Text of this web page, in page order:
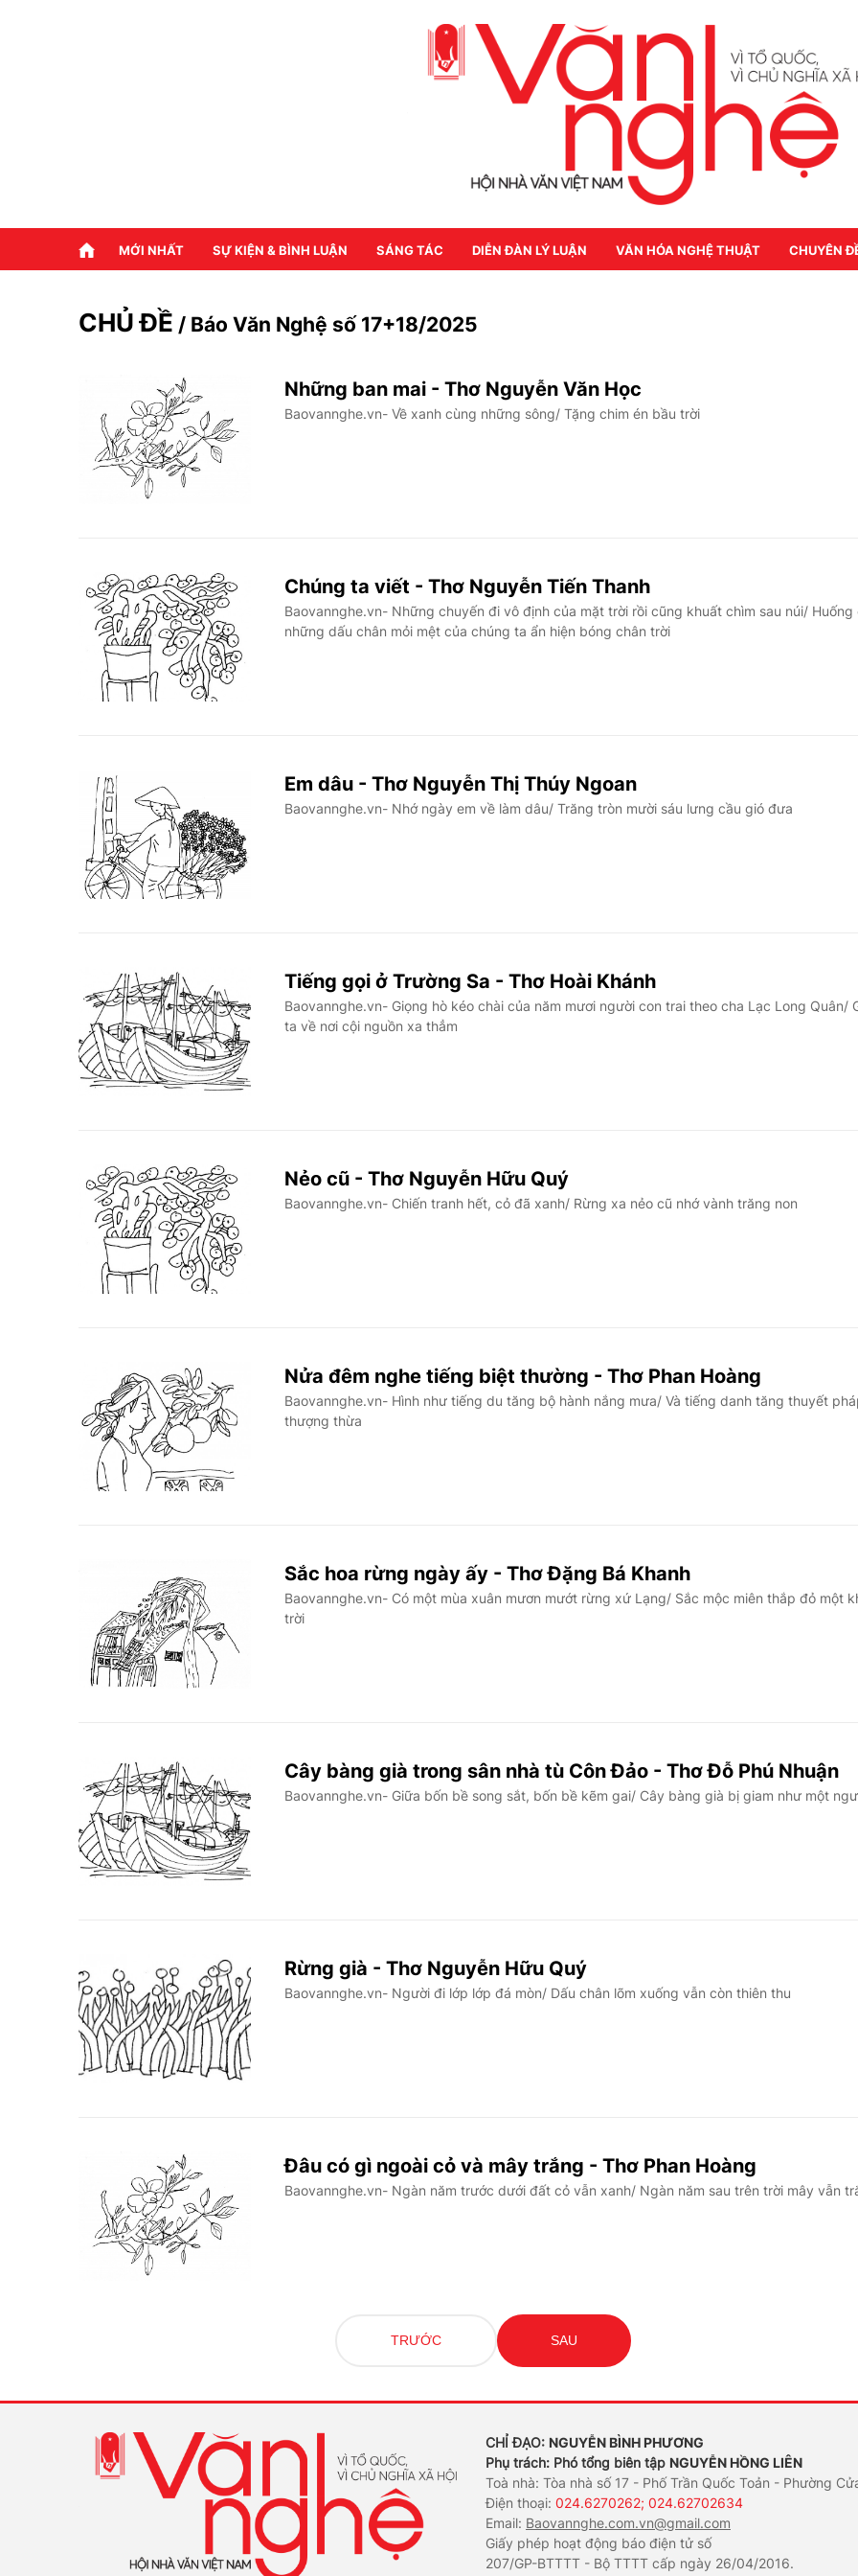
MỚI NHẤT SỰ KIỆN & BÌNH LUẬN SÁNG TÁC DIỄN ĐÀN LÝ LUẬN VĂN HÓA NGHỆ THUẬT CHUYÊN
CHỦ ĐỀ / Báo Văn Nghệ số 17+18/2025
Những ban mai - Thơ Nguyễn Văn Học
Baovannghe.vn- Về xanh cùng những sông/ Tặng chim én bầu trời
Chúng ta viết - Thơ Nguyễn Tiến Thanh
Baovannghe.vn- Những chuyến đi vô định của mặt trời rồi cũng khuất chìm sau núi/ Huống
những dấu chân mỏi mệt của chúng ta ẩn hiện bóng chân trời
Em dâu - Thơ Nguyễn Thị Thúy Ngoan
Baovannghe.vn- Nhớ ngày em về làm dâu/ Trăng tròn mười sáu lưng cầu gió đưa
Tiếng gọi ở Trường Sa - Thơ Hoài Khánh
Baovannghe.vn- Giọng hò kéo chài của năm mươi người con trai theo cha Lạc Long Quân/
ta về nơi cội nguồn xa thẳm
Nẻo cũ - Thơ Nguyễn Hữu Quý
Baovannghe.vn- Chiến tranh hết, cỏ đã xanh/ Rừng xa nẻo cũ nhớ vành trăng non
Nửa đêm nghe tiếng biệt thường - Thơ Phan Hoàng
Baovannghe.vn- Hình như tiếng du tăng bộ hành nắng mưa/ Và tiếng danh tăng thuyết
thượng thừa
Sắc hoa rừng ngày ấy - Thơ Đặng Bá Khanh
Baovannghe.vn- Có một mùa xuân mươn mướt rừng xứ Lạng/ Sắc mộc miên thắp đỏ một
trời
Cây bàng già trong sân nhà tù Côn Đảo - Thơ Đỗ Phú Nhuận
Baovannghe.vn- Giữa bốn bề song sắt, bốn bề kẽm gai/ Cây bàng già bị giam như một
Rừng già - Thơ Nguyễn Hữu Quý
Baovannghe.vn- Người đi lớp lớp đá mòn/ Dấu chân lõm xuống vẫn còn thiên thu
Đâu có gì ngoài cỏ và mây trắng - Thơ Phan Hoàng
Baovannghe.vn- Ngàn năm trước dưới đất cỏ vẫn xanh/ Ngàn năm sau trên trời mây vẫn
TRƯỚC SAU
CHỈ ĐẠO: NGUYỄN BÌNH PHƯƠNG
Phụ trách: Phó tổng biên tập NGUYỄN HỒNG LIÊN
Toà nhà: Tòa nhà số 17 - Phố Trần Quốc Toản - Phường
Điện thoại: 024.6270262; 024.62702634
Email: Baovannghe.com.vn@gmail.com
Giấy phép hoạt động báo điện tử số
207/GP-BTTTT - Bộ TTTT cấp ngày 26/04/2016.